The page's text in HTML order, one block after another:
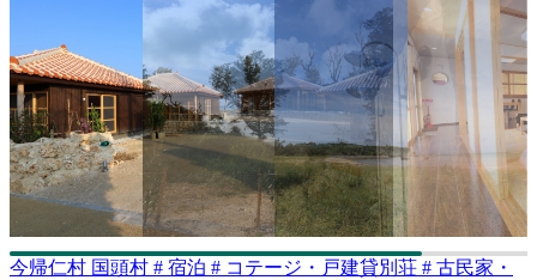
今帰仁村 国頭村 # 宿泊 # コテージ・戸建貸別荘 # 古民家・